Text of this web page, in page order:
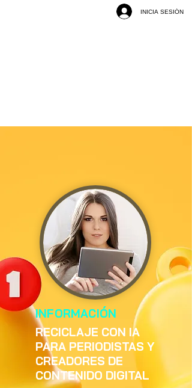
INICIA SESIÓN
INFORMACIÓN
RECICLAJE CON IA
PARA PERIODISTAS Y
CREADORES DE
CONTENIDO DIGITAL